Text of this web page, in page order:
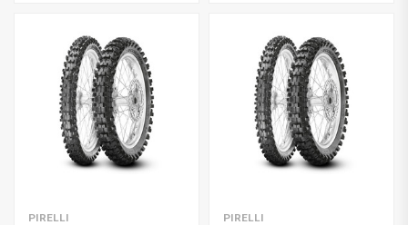
PIRELLI PIRELLI